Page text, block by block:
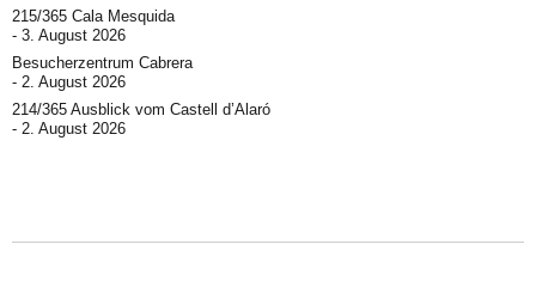
215/365 Cala Mesquida
3. August 2026
Besucherzentrum Cabrera
2. August 2026
214/365 Ausblick vom Castell d’Alaró
2. August 2026